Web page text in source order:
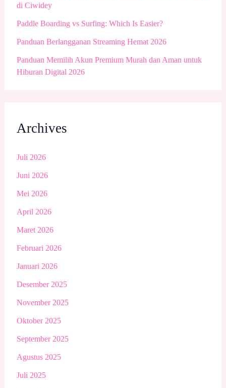
di Ciwidey
Paddle Boarding vs Surfing: Which Is Easier?
Panduan Berlangganan Streaming Hemat 2026
Panduan Memilih Akun Premium Murah dan Aman untuk
Hiburan Digital 2026
Archives
Juli 2026
Juni 2026
Mei 2026
April 2026
Maret 2026
Februari 2026
Januari 2026
Desember 2025
November 2025
Oktober 2025
September 2025
Agustus 2025
Juli 2025